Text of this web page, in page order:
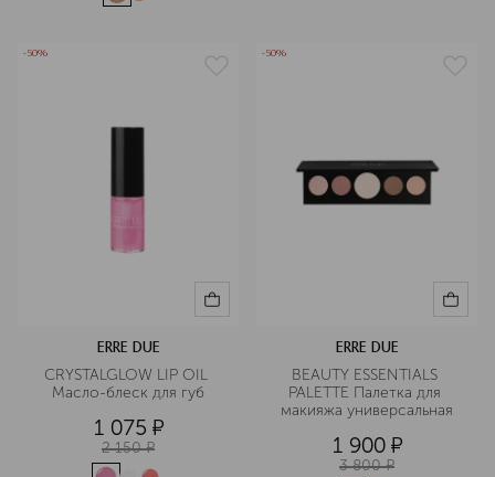
-50%
ERRE DUE
CRYSTALGLOW LIP OIL
Масло-блеск для губ
1 075 ¤
2 150 ¤
-50%
ERRE DUE
BEAUTY ESSENTIALS
PALETTE Палетка для
макияжа универсальная
1 900 ¤
3 800 ¤